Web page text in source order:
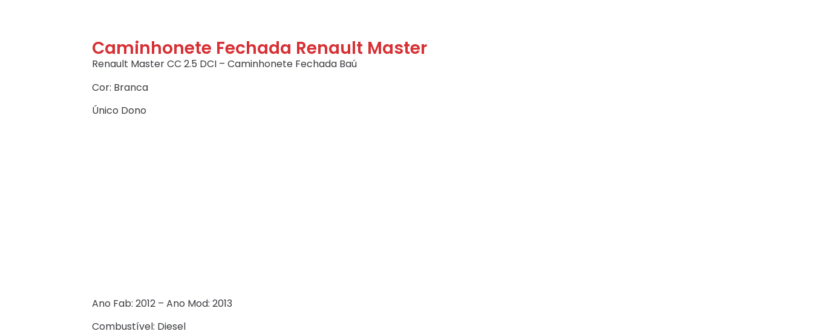
Caminhonete Fechada Renault Master
Renault Master CC 2.5 DCI – Caminhonete Fechada Baú
Cor: Branca
Único Dono
Ano Fab: 2012 – Ano Mod: 2013
Combustível: Diesel